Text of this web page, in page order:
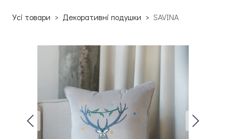
Усі товари Декоративні подушки SAVINA